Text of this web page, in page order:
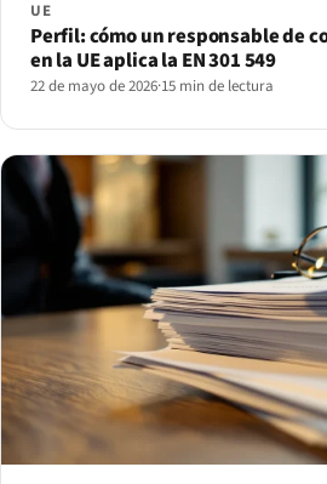
UE
Perfil: cómo un responsable de
en la UE aplica la EN 301 549
22 de mayo de 2026·15 min de lectura